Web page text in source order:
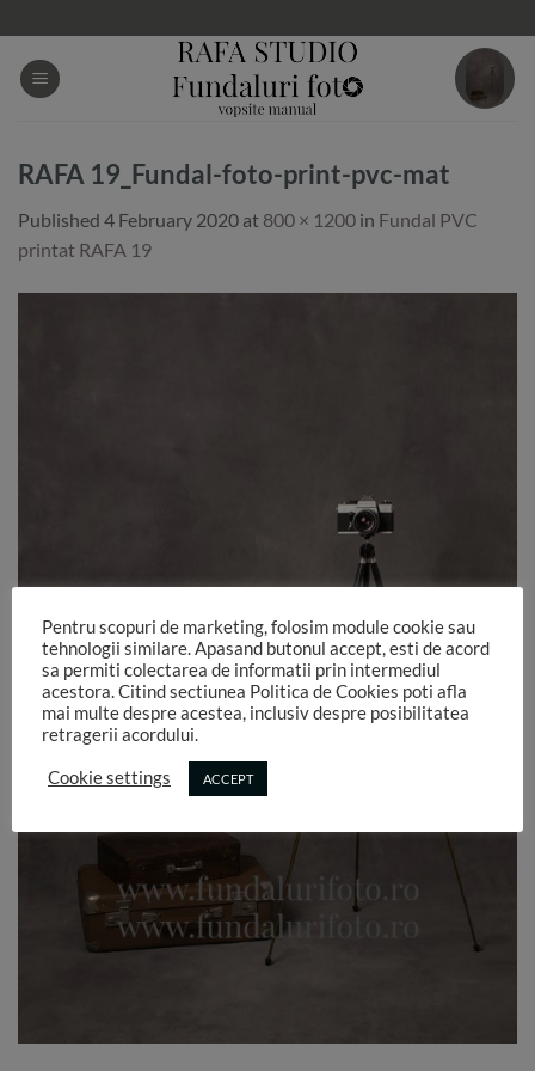
to
content
RAFA 19_Fundal-foto-print-pvc-mat
Published 4 February 2020 at 800 × 1200 in Fundal PVC
printat RAFA 19
Pentru scopuri de marketing, folosim module cookie sau
tehnologii similare. Apasand butonul accept, esti de acord
sa permiti colectarea de informatii prin intermediul
acestora. Citind sectiunea Politica de Cookies poti afla
mai multe despre acestea, inclusiv despre posibilitatea
retragerii acordului.
Cookie settings ACCEPT